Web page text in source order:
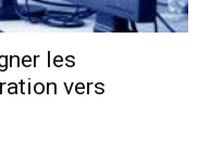
les
vers